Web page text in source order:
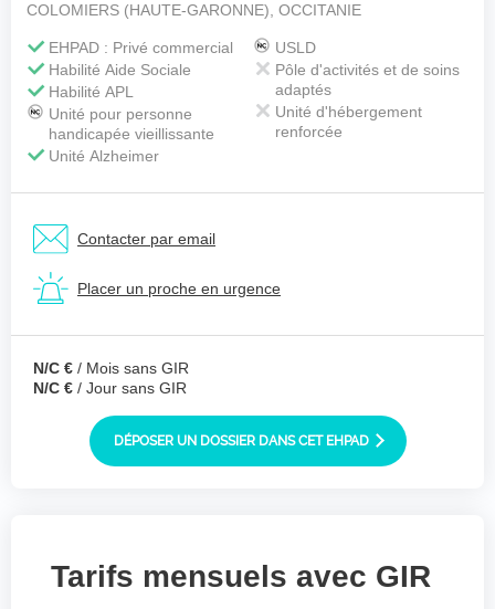
Joindre des fichiers (lettre manuscrite,
dessin, photo ..)
Déposer les
fichiers ici ou
Sélectionnez
des fichiers
COLOMIERS (HAUTE-GARONNE), OCCITANIE
EHPAD : Privé commercial
Habilité Aide Sociale
Habilité APL
Unité pour personne
handicapée vieillissante
Unité Alzheimer
USLD
Pôle d'activités et de soins
adaptés
Unité d'hébergement
renforcée
Contacter par email
Placer un proche en urgence
N/C € / Mois sans GIR
N/C € / Jour sans GIR
DÉPOSER UN DOSSIER DANS CET EHPAD
Tarifs mensuels avec GIR